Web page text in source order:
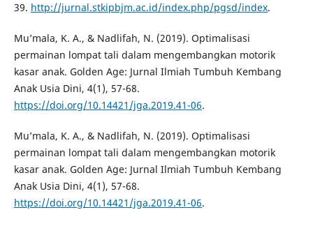
39. http://jurnal.stkipbjm.ac.id/index.php/pgsd/index.
Mu’mala, K. A., & Nadlifah, N. (2019). Optimalisasi
permainan lompat tali dalam mengembangkan motorik
kasar anak. Golden Age: Jurnal Ilmiah Tumbuh Kembang
Anak Usia Dini, 4(1), 57-68.
https://doi.org/10.14421/jga.2019.41-06.
Mu’mala, K. A., & Nadlifah, N. (2019). Optimalisasi
permainan lompat tali dalam mengembangkan motorik
kasar anak. Golden Age: Jurnal Ilmiah Tumbuh Kembang
Anak Usia Dini, 4(1), 57-68.
https://doi.org/10.14421/jga.2019.41-06.